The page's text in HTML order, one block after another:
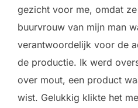
gezicht voor me, omdat
buurvrouw van mijn man
verantwoordelijk voor de
de productie. Ik werd
over mout, een product
wist. Gelukkig klikte het